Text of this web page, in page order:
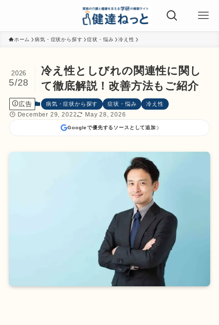
ホーム 病気・症状から探す 症状・悩み 冷え性
冷え性としびれの関連性に関し
て徹底解説！改善方法もご紹介
2026
5/28
広告 病気・症状から探す 症状・悩み 冷え性
December 29, 2022 May 28, 2026
Googleで優先するソースとして追加